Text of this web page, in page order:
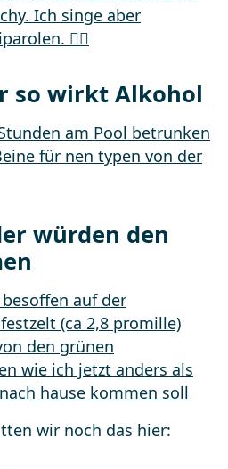
so wirkt Alkohol
würden den
wir noch das hier: